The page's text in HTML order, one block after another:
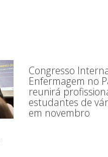
Congresso
Enfermagem no
reunirá
estudantes de
em novembro